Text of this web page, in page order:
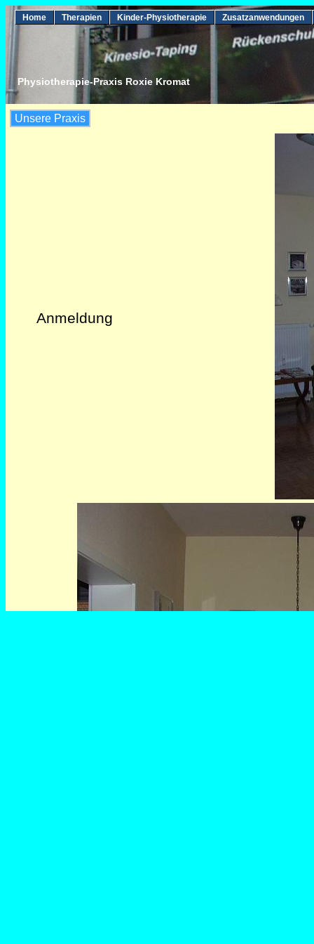
Home Therapien Kinder-Physiotherapie Zusatzanwendungen
Physiotherapie-Praxis Roxie Kromat
Unsere Praxis
Anmeldung